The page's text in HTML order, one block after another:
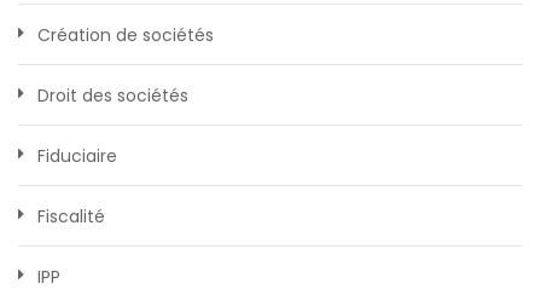
Création de sociétés
Droit des sociétés
Fiduciaire
Fiscalité
IPP